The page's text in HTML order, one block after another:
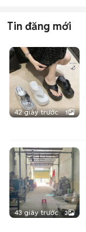
Tin đăng mới
42 giây trước 1
43 giây trước 3